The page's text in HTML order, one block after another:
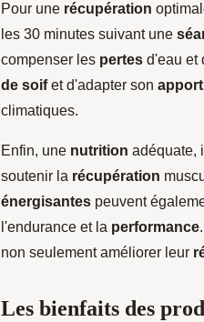
Pour une récupération
les 30 minutes suivant une
compenser les pertes d'eau et
de soifet d'adapter son
climatiques.
Enfin, une nutrition adéquate,
soutenir la récupération
énergisantes peuvent
l'endurance et la performance
non seulement améliorer leur
Les bienfaits des